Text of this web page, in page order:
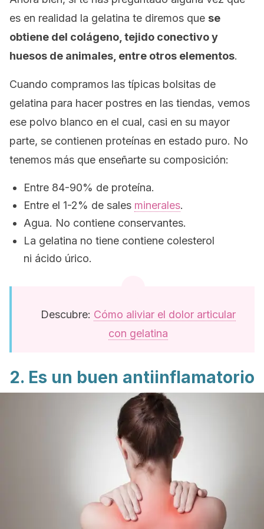
es en realidad la gelatina te diremos que se
obtiene del colágeno, tejido conectivo y
huesos de animales, entre otros elementos.
Cuando compramos las típicas bolsitas de
gelatina para hacer postres en las tiendas, vemos
ese polvo blanco en el cual, casi en su mayor
parte, se contienen proteínas en estado puro. No
tenemos más que enseñarte su composición:
Entre 84-90% de proteína.
Entre el 1-2% de sales minerales.
Agua. No contiene conservantes.
La gelatina no tiene contiene colesterol
ni ácido úrico.
Descubre: Cómo aliviar el dolor articular
con gelatina
2. Es un buen antiinflamatorio